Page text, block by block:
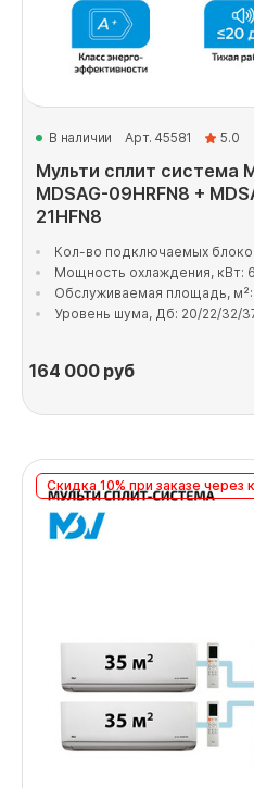
В наличии Арт. 45581 5.0
Мульти сплит система
MDSAG-09HRFN8 +
21HFN8
Кол-во подключаемых
Мощность охлаждения, кВт:
Обслуживаемая площадь,
Уровень шума, Дб: 20/22/32/
164 000руб
Скидка 10% при заказе через